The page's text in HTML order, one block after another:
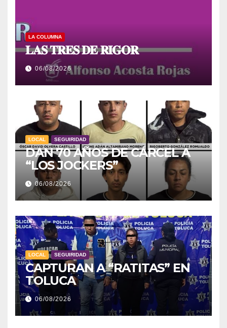
LA COLUMNA
𝐋𝐀𝐒 𝐓𝐑𝐄𝐒 𝐃𝐄 𝐑𝐈𝐆𝐎𝐑
06/08/2026
LOCAL SEGUIRIDAD
DAN 70 AÑOS DE CÁRCEL A
“LOS JOCKERS”
06/08/2026
LOCAL SEGUIRIDAD
CAPTURAN A “RATITAS” EN
TOLUCA
06/08/2026